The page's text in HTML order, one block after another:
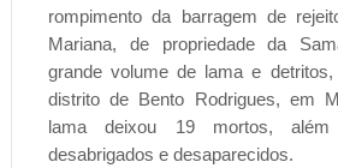
rompimento da barragem de
Mariana, de propriedade da
grande volume de lama e
distrito de Bento Rodrigues, em
lama deixou 19 mortos,
desabrigados e desaparecidos.